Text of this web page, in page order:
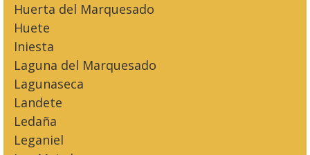
Huerta del Marquesado
Huete
Iniesta
Laguna del Marquesado
Lagunaseca
Landete
Ledaña
Leganiel